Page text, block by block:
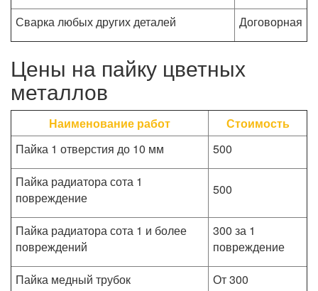
Сварка любых других деталей
Договорная
Цены на пайку цветных
металлов
Наименование работ
Стоимость
Пайка 1 отверстия до 10 мм
500
Пайка радиатора сота 1
повреждение
500
Пайка радиатора сота 1 и более
повреждений
300 за 1
повреждение
Пайка медный трубок
От 300